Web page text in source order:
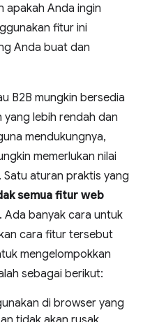
apakah Anda ingin
fitur ini
Anda buat dan
B2B mungkin bersedia
yang lebih rendah dan
mendukungnya,
memerlukan nilai
Satu aturan praktis yang
semua fitur web
. Ada banyak cara untuk
cara fitur tersebut
mengelompokkan
sebagai berikut:
di browser yang